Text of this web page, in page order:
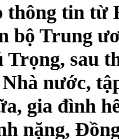
thông tin từ
bộ Trung
Trọng, sau
nước,
gia đình
nặng,